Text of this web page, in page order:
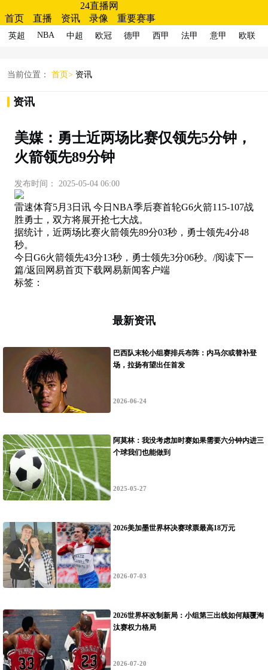
24直播网
首页
直播 资讯 录像 重要赛事
英超 NBA 中超 欧冠 德甲 西甲 法甲 意甲 欧联
当前位置： 首页> 资讯
资讯
美媒：勇士近两场比赛仅领先5分钟，
火箭领先89分钟
发布时间： 2025-05-04 06:00
雷速体育5月3日讯 今日NBA季后赛首轮G6火箭115-107战
胜勇士，双方将展开抢七大战。
据统计，近两场比赛火箭领先89分03秒，勇士领先4分48
秒。
今日G6火箭领先43分13秒，勇士领先3分06秒。/阅读下一
篇/返回网易首页下载网易新闻客户端
标签 ：
最新资讯
巴西队末轮小组赛排兵布阵：内马尔或替补登
场，拉扬有望出任首发
2026-06-24
阿莫林：我没考虑加时赛如果需要六分钟内进三
个球我们也能做到
2025-05-27
2026美加墨世界杯决赛球票最高18万元
2026-07-03
2026世界杯改制新局：小组第三出线如何颠覆淘
汰赛权力格局
2026-07-20